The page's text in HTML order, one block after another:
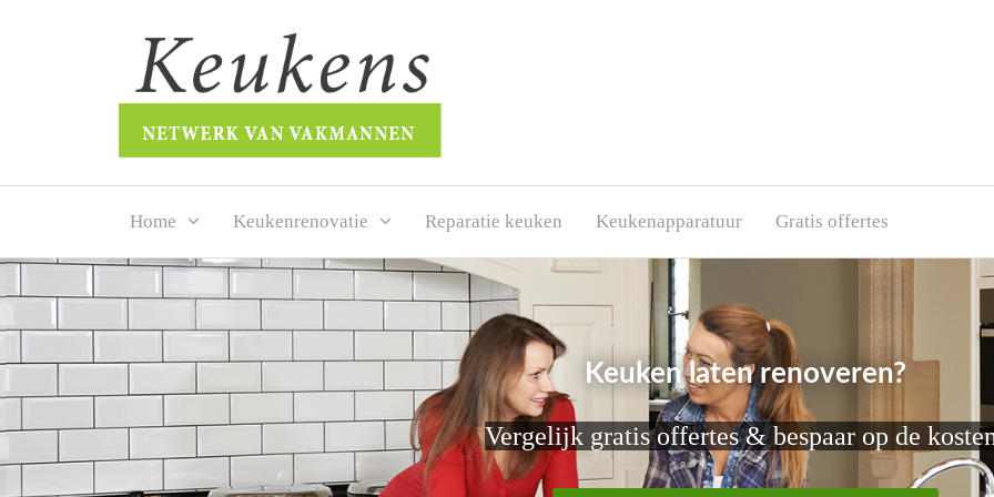
Home Keukenrenovatie Reparatie keuken Keukenapparatuur Gratis offertes
Keuken laten renoveren?
Vergelijk gratis offertes & bespaar op de